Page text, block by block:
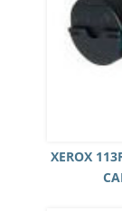
XEROX